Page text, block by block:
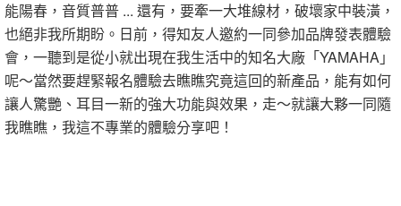
能陽春，音質普普 ... 還有，要牽一大堆線材，破壞家中裝潢，
也絕非我所期盼。日前，得知友人邀約一同參加品牌發表體驗
會，一聽到是從小就出現在我生活中的知名大廠「YAMAHA」
呢～當然要趕緊報名體驗去瞧瞧究竟這回的新產品，能有如何
讓人驚艷、耳目一新的強大功能與效果，走～就讓大夥一同隨
我瞧瞧，我這不專業的體驗分享吧！